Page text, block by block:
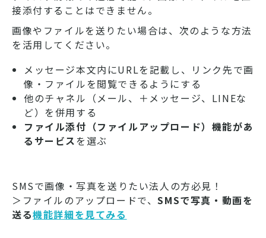
接添付することはできません。
画像やファイルを送りたい場合は、次のような方法
を活用してください。
メッセージ本文内にURLを記載し、リンク先で画
像・ファイルを閲覧できるようにする
他のチャネル（メール、＋メッセージ、LINEな
ど）を併用する
ファイル添付（ファイルアップロード）機能があ
るサービスを選ぶ
SMSで画像・写真を送りたい法人の方必見！
＞ファイルのアップロードで、SMSで写真・動画を
送る機能詳細を見てみる